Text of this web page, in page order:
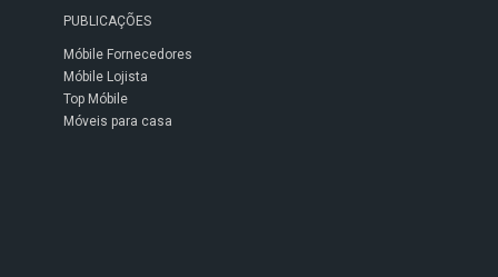
PUBLICAÇÕES
Móbile Fornecedores
Móbile Lojista
Top Móbile
Móveis para casa